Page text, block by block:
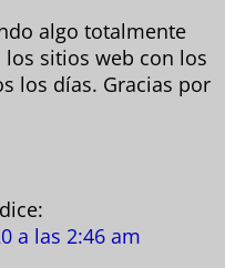
algo totalmente
sitios web con los
los días. Gracias por
dice:
a las 2:46 am